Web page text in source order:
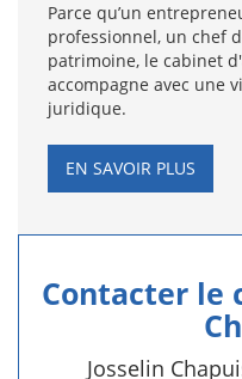
Parce qu’un
professionnel, un chef
patrimoine, le cabinet
accompagne avec une
juridique.
EN SAVOIR PLUS
Contacter le
Josselin